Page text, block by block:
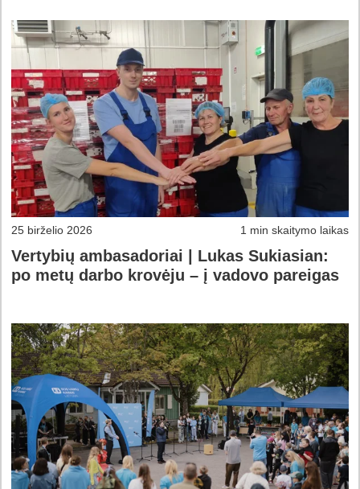
25 birželio 2026 1 min skaitymo laikas
Vertybių ambasadoriai | Lukas Sukiasian:
po metų darbo krovėju – į vadovo pareigas